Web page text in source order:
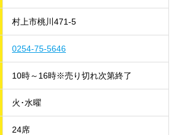
村上市桃川471-5
0254-75-5646
10時～16時※売り切れ次第終了
火･水曜
24席